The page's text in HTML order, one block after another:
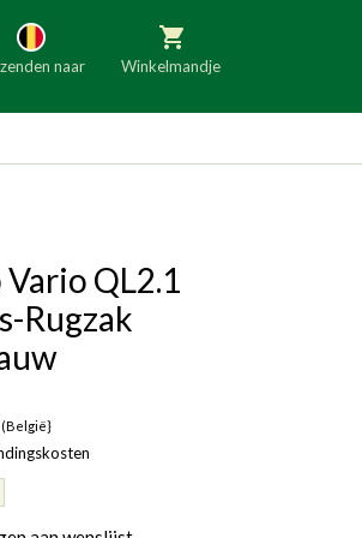
naar
Italië
Finland
Winkelmandje
QL2.1
Rugzak
(België}